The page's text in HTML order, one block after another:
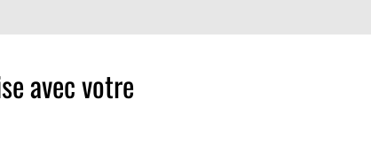
avec votre